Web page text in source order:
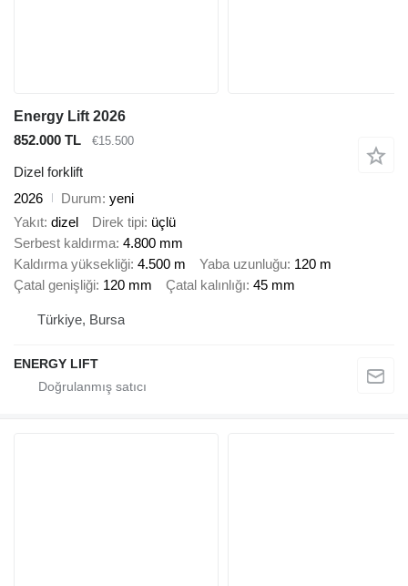
Energy Lift 2026
852.000 TL
€15.500
Dizel forklift
2026
Durum yeni
Yakıt dizel Direk tipi üçlü
Serbest kaldırma 4.800 mm
Kaldırma yüksekliği 4.500 m Yaba uzunluğu 120 m
Çatal genişliği 120 mm Çatal kalınlığı 45 mm
Türkiye, Bursa
ENERGY LIFT